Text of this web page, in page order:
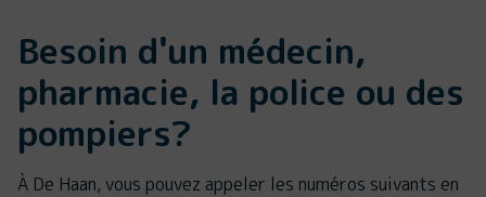
Besoin d'un médecin,
pharmacie, la police ou des
pompiers?
À De Haan, vous pouvez appeler les numéros suivants en